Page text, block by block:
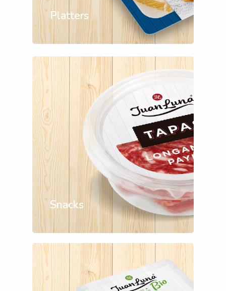
Platters
Snacks